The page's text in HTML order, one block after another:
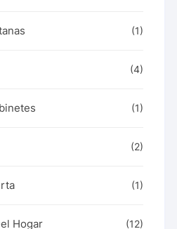
(1)
(4)
(1)
(2)
(1)
Hogar (12)